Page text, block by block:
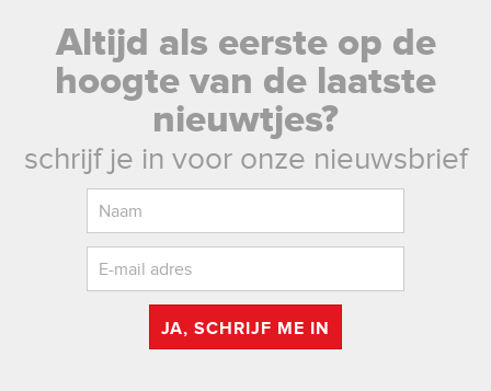
Altijd als eerste op de
hoogte van de laatste
nieuwtjes?
schrijf je in voor onze nieuwsbrief
JA, SCHRIJF ME IN